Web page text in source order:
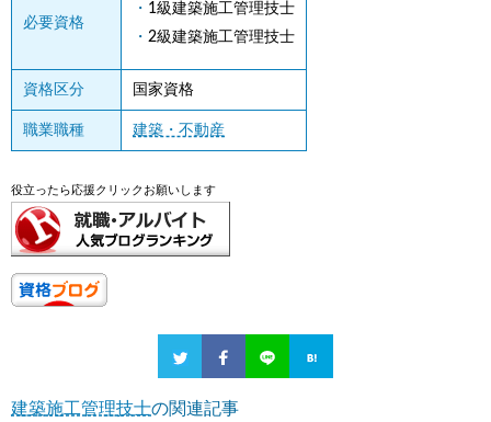
必要資格
1級建築施工管理技士
2級建築施工管理技士
資格区分 国家資格
職業職種 建築・不動産
役立ったら応援クリックお願いします
建築施工管理技士の関連記事